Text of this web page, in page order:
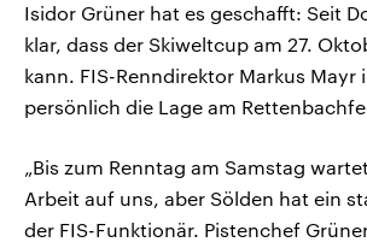
Isidor Grüner hat es geschafft: Seit
klar, dass der Skiweltcup am 27.
kann. FIS-Renndirektor Markus Mayr
persönlich die Lage am
„Bis zum Renntag am Samstag
Arbeit auf uns, aber Sölden hat ein
der FIS-Funktionär. Pistenchef